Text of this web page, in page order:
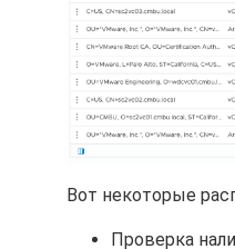
Вот некоторые
Проверка